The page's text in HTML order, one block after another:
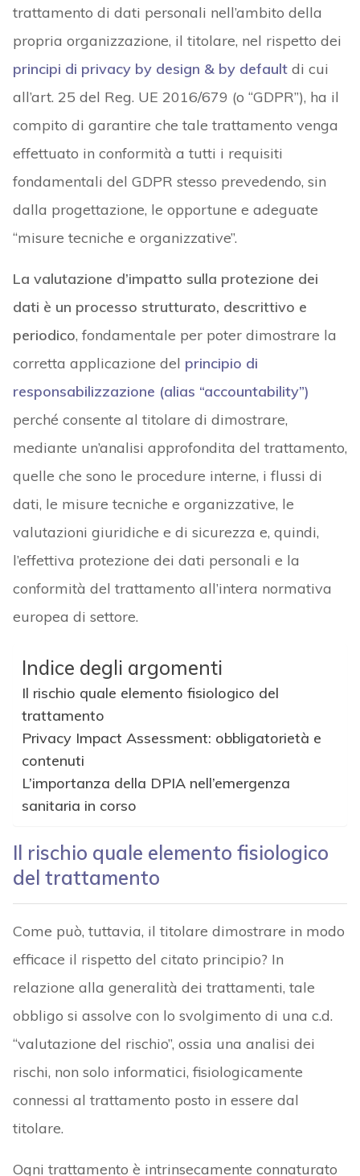
trattamento di dati personali nell’ambito della
propria organizzazione, il titolare, nel rispetto dei
principi di privacy by design & by defaultdi cui
all’art. 25 del Reg. UE 2016/679 (o “GDPR”), ha il
compito di garantire che tale trattamento venga
effettuato in conformità a tutti i requisiti
fondamentali del GDPR stesso prevedendo, sin
dalla progettazione, le opportune e adeguate
“misure tecniche e organizzative”.
La valutazione d’impatto sulla protezione dei
dati è un processo strutturato, descrittivo e
periodico, fondamentale per poter dimostrare la
corretta applicazione del principio di
responsabilizzazione (alias “accountability”)
perché consente al titolare di dimostrare,
mediante un’analisi approfondita del trattamento,
quelle che sono le procedure interne, i flussi di
dati, le misure tecniche e organizzative, le
valutazioni giuridiche e di sicurezza e, quindi,
l’effettiva protezione dei dati personali e la
conformità del trattamento all’intera normativa
europea di settore.
Indice degli argomenti
Il rischio quale elemento fisiologico del
trattamento
Privacy Impact Assessment: obbligatorietà e
contenuti
L’importanza della DPIA nell’emergenza
sanitaria in corso
Il rischio quale elemento fisiologico
del trattamento
Come può, tuttavia, il titolare dimostrare in modo
efficace il rispetto del citato principio? In
relazione alla generalità dei trattamenti, tale
obbligo si assolve con lo svolgimento di una c.d.
“valutazione del rischio”, ossia una analisi dei
rischi, non solo informatici, fisiologicamente
connessi al trattamento posto in essere dal
titolare.
Ogni trattamento è intrinsecamente connaturato